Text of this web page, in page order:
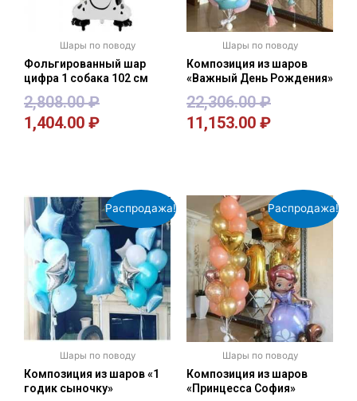
Шары по поводу
Фольгированный шар
цифра 1 собака 102 см
2,808.00₽
1,404.00 ₽
Шары по поводу
Композиция из шаров
«Важный День Рождения»
22,306.00₽
11,153.00 ₽
Распродажа!
Шары по поводу
Композиция из шаров «1
годик сыночку»
Распродажа!
Шары по поводу
Композиция из шаров
«Принцесса София»